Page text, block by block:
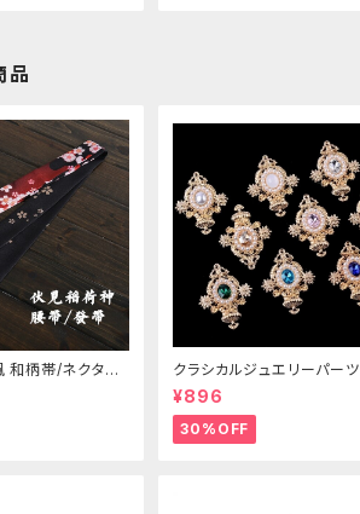
品
和柄帯/ネクタイ/
クラシカルジュエリーパーツ
¥896
30%OFF